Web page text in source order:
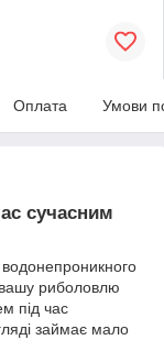
Оплата Умови
сучасним
водонепроникного
вашу риболовлю
під час
займає мало